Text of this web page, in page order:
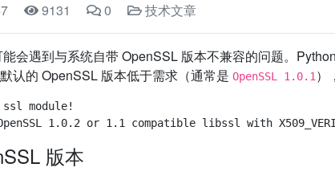
9131 0 技术文章
会遇到与系统自带 OpenSSL 版本不兼容的问题。
认的 OpenSSL 版本低于需求（通常是 OpenSSL 1.0.1 ）
module!
版本